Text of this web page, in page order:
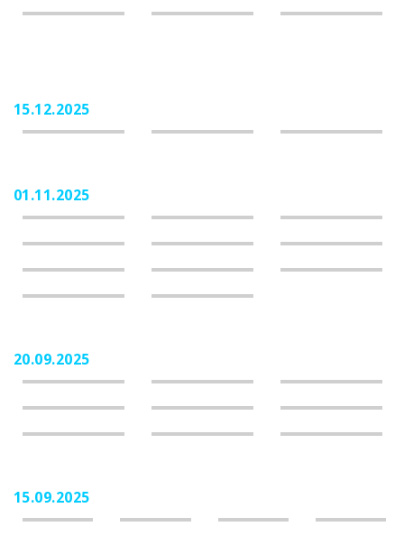
15.12.2025
01.11.2025
20.09.2025
15.09.2025